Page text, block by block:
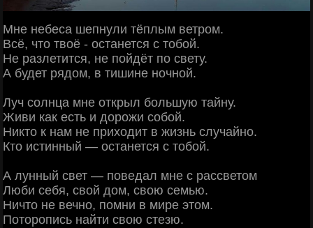
Мне небеса шепнули тёплым ветром.
Всё, что твоё - останется с тобой.
Не разлетится, не пойдёт по свету.
А будет рядом, в тишине ночной.
Луч солнца мне открыл большую тайну.
Живи как есть и дорожи собой.
Никто к нам не приходит в жизнь случайно.
Кто истинный — останется с тобой.
А лунный свет — поведал мне с рассветом
Люби себя, свой дом, свою семью.
Ничто не вечно, помни в мире этом.
Поторопись найти свою стезю.